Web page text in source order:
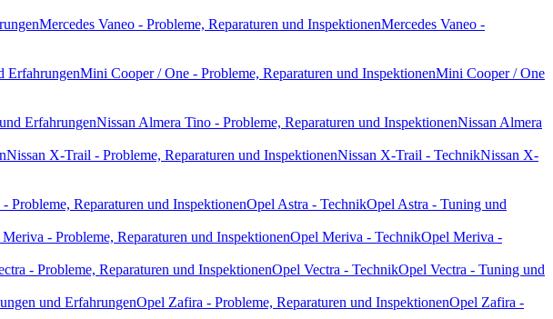
Mercedes Vaneo - Probleme, Reparaturen und InspektionenMercedes Vaneo -
ErfahrungenMini Cooper / One - Probleme, Reparaturen und InspektionenMini Cooper / One
ErfahrungenNissan Almera Tino - Probleme, Reparaturen und InspektionenNissan Almera
Nissan X-Trail - Probleme, Reparaturen und InspektionenNissan X-Trail - TechnikNissan X-
Probleme, Reparaturen und InspektionenOpel Astra - TechnikOpel Astra - Tuning und
- Probleme, Reparaturen und InspektionenOpel Meriva - TechnikOpel Meriva -
- Probleme, Reparaturen und InspektionenOpel Vectra - TechnikOpel Vectra - Tuning und
und ErfahrungenOpel Zafira - Probleme, Reparaturen und InspektionenOpel Zafira -